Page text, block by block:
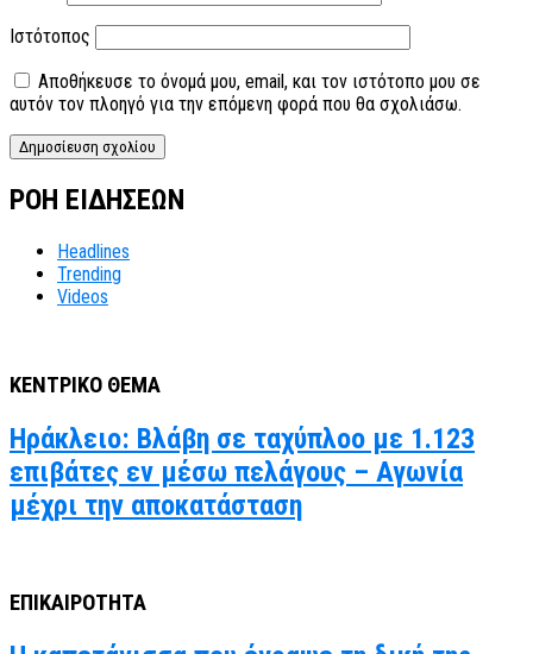
Ιστότοπος
Αποθήκευσε το όνομά μου, email, και τον ιστότοπο μου σε
αυτόν τον πλοηγό για την επόμενη φορά που θα σχολιάσω.
ΡΟΗ ΕΙΔΗΣΕΩΝ
Headlines
Trending
Videos
ΚΕΝΤΡΙΚΟ ΘΕΜΑ
Ηράκλειο: Βλάβη σε ταχύπλοο με 1.123
επιβάτες εν μέσω πελάγους – Αγωνία
μέχρι την αποκατάσταση
ΕΠΙΚΑΙΡΟΤΗΤΑ